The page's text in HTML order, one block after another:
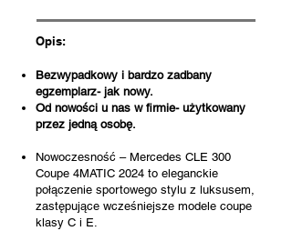
Opis:
Bezwypadkowy i bardzo zadbany
egzemplarz- jak nowy.
Od nowości u nas w firmie- użytkowany
przez jedną osobę.
Nowoczesność – Mercedes CLE 300
Coupe 4MATIC 2024 to eleganckie
połączenie sportowego stylu z luksusem,
zastępujące wcześniejsze modele coupe
klasy C i E.